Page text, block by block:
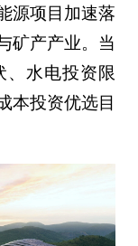
源项目加速落
矿产产业。当
、水电投资限
本投资优选目